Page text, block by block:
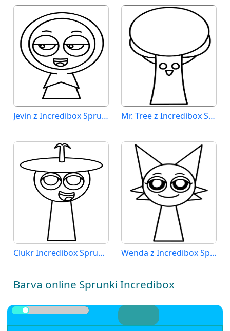
Jevin z Incredibox Sprunki Mr. Tree z Incredibox Sprunki
Clukr Incredibox Sprunki Wenda z Incredibox Sprunki
Barva online Sprunki Incredibox